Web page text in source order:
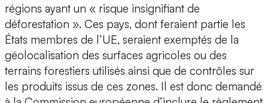
régions ayant un « risque insignifiant de
déforestation ». Ces pays, dont feraient partie les
États membres de l’UE, seraient exemptés de la
géolocalisation des surfaces agricoles ou des
terrains forestiers utilisés ainsi que de contrôles sur
les produits issus de ces zones. Il est donc demandé